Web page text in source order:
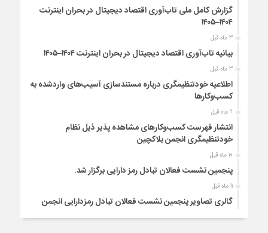
گزارش کامل ملی تاب‌آوری اقتصاد دیجیتال در بحران اینترنت
۱۴۰۴–۱۴۰۵
3 ماه قبل
بیانیه تاب‌آوری اقتصاد دیجیتال در بحران اینترنت ۱۴۰۴–۱۴۰۵
3 ماه قبل
اطلاعیه خودتنظیمگری درباره مستندسازی آسیب‌های واردشده به
کسب‌وکارها
9 ماه قبل
انتشار فهرست کسب‌وکارهای مشاهده پذیر ذیل نظام
خودتنظیمگری انجمن بلاکچین
10 ماه قبل
پنجمین نشست فعالان تبادل رمز دارایی برگزار شد.
11 ماه قبل
گالری تصاویر پنجمین نشست فعالان تبادل رمزدارایی انجمن